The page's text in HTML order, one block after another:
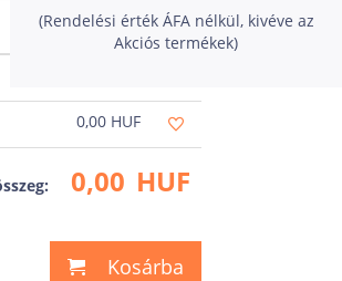
Ár
0,00 HUF
0,00 HUF
Kosárba
(Rendelési érték ÁFA nélkül, kivéve az
Akciós termékek)